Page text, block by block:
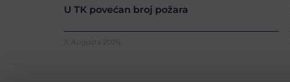
U TK povećan broj požara
7. Augusta 2026.